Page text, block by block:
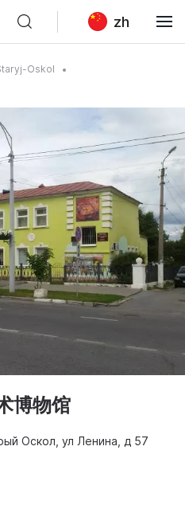
zh
Oskol
博物馆
Оскол, ул Ленина, д 57